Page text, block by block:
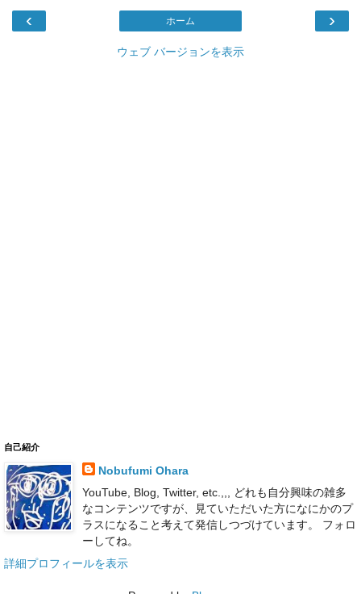
‹ ›
ホーム
ウェブ バージョンを表示
自己紹介
Nobufumi Ohara
YouTube, Blog, Twitter, etc.,,, どれも自分興味の雑多
なコンテンツですが、見ていただいた方になにかのプ
ラスになること考えて発信しつづけています。 フォロ
ーしてね。
詳細プロフィールを表示